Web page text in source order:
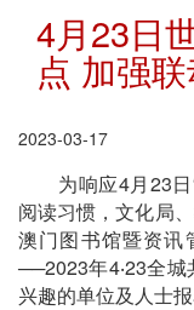
4月23日
点 加强
2023-03-17
为响应4月23
阅读习惯，文化局
澳门图书馆暨资讯
──2023年4‧23全城
兴趣的单位及人士